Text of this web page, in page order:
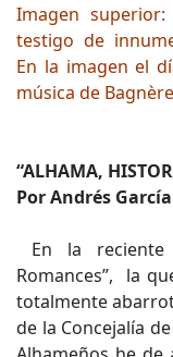
Imagen
testigo de
En la imagen el
música de
“ALHAMA,
Por Andrés
En la reciente
Romances”, la
totalmente
de la Concejalía